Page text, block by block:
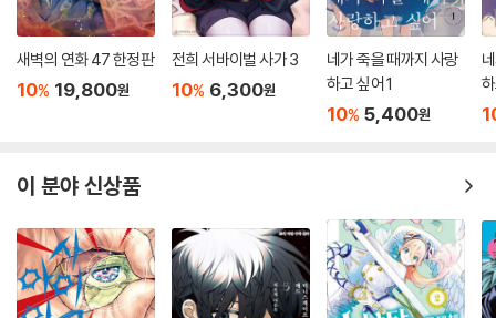
새벽의 연화 47 한정판
10% 19,800원
전희 서바이벌 사가 3
10% 6,300원
네가 죽을 때까지 사랑
하고 싶어 1
10% 5,400원
이 분야 신상품